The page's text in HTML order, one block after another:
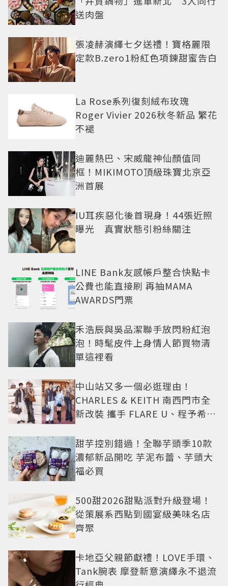
送肉盤
張凌赫演繹七夕送禮！寶格麗限
定款B.zero1粉紅色項鍊甜蜜告白
La Rose系列復刻絨布玫瑰
Roger Vivier 2026秋冬新品 繁花
不褪
迪麗熱巴、宋威龍神仙顏值同
框！MIKIMOTO頂級珠寶北京亞
洲首展
IU耳疾惡化後首現身！44張近照
曝光 真實狀態引粉絲關注
LINE Bank友感帳戶整合快點卡
公費也能直接刷 再抽MAMA
AWARDS門票
禾浩辰與吳品潔聯手放閃粉紅泡
泡！時髦皮件上身情人節買物清
單這裡看
中山站又多一個必逛理由！
CHARLES & KEITH 南西門市全
新改裝 攜手 FLARE U、程予希演
甜芋控別錯過！全聯芋頭季10款
濃郁新品開吃 芋泥布蕾、芋頭大
福必買
500甜2026甜點派對升級登場！
從策展系西點到國宴級美味名店
齊聚
卡地亞父親節獻禮！LOVE手環、
Tank腕表 摩登新意演繹永不退流